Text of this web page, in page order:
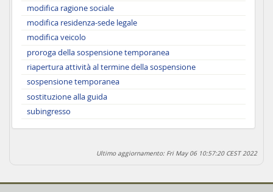
modifica ragione sociale
modifica residenza-sede legale
modifica veicolo
proroga della sospensione temporanea
riapertura attività al termine della sospensione
sospensione temporanea
sostituzione alla guida
subingresso
Ultimo aggiornamento: Fri May 06 10:57:20 CEST 2022